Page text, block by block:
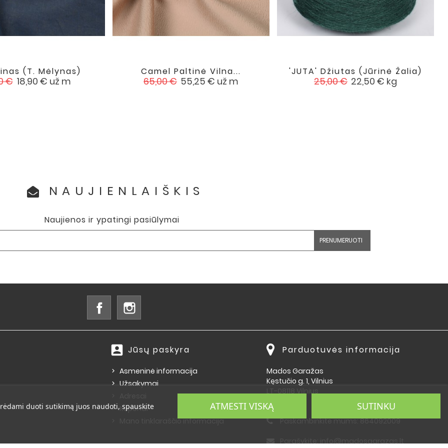
(t. Mėlynas)
€ Kaina
18,90 € už m
 favorite
Camel Paltinė Vilna...
Įprasta
65,00 € Kaina
55,25 € už m
 favorite
'JUTA' Džiutas (jūrinė Žalia)
Įprasta
25,00 € Kaina
22,50 € kg
 favorite
NAUJIENLAIŠKIS
Naujienos ir ypatingi pasiūlymai
Facebook
account_box Jūsų paskyra
Asmeninė informacija
Užsakymai
Kuponai
Mano tinklaraščio informacija
Parduotuvės informacija
Mados Garažas
Kęstučio g. 1, Vilnius
LT-08118 Vilnius
Lietuva
Paskambinkite mums:864092009
Parašykite:info@madosgarazas.lt
duoti sutikimą juos naudoti, spauskite
ATMESTI VISKĄ SUTINKU